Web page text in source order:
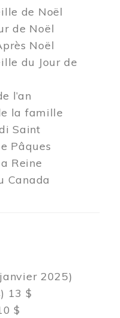
de Noël
de Noël
Noël
du Jour de
l’an
la famille
Saint
Pâques
Reine
Canada
2025)
13 $
$